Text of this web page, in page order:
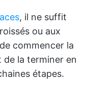
, il ne suffit
ou aux
commencer la
de la terminer en
étapes.